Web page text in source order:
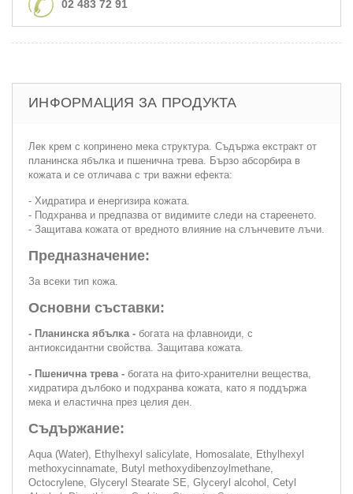
02 483 72 91
ИНФОРМАЦИЯ ЗА ПРОДУКТА
Лек крем с копринено мека структура. Съдържа екстракт от
планинска ябълка и пшенична трева. Бързо абсорбира в
кожата и се отличава с три важни ефекта:
- Хидратира и енергизира кожата.
- Подхранва и предпазва от видимите следи на стареенето.
- Защитава кожата от вредното влияние на слънчевите лъчи.
Предназначение:
За всеки тип кожа.
Основни съставки:
- Планинска ябълка - богата на флавноиди, с
антиоксидантни свойства. Защитава кожата.
- Пшенична трева - богата на фито-хранителни вещества,
хидратира дълбоко и подхранва кожата, като я поддържа
мека и еластична през целия ден.
Съдържание:
Aqua (Water), Ethylhexyl salicylate, Homosalate, Ethylhexyl
methoxycinnamate, Butyl methoxydibenzoylmethane,
Octocrylene, Glyceryl Stearate SE, Glyceryl alcohol, Cetyl